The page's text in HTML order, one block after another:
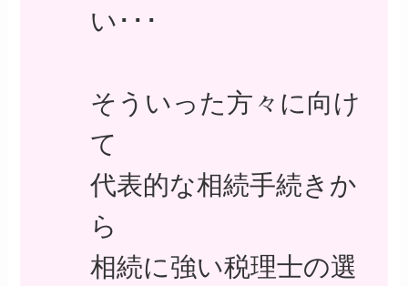
い･･･
そういった方々に向け
て
代表的な相続手続きか
ら
相続に強い税理士の選